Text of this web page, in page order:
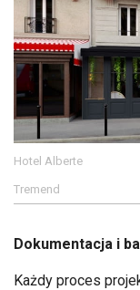
Hotel Alberte
Tremend
Dokumentacja i
Każdy proces